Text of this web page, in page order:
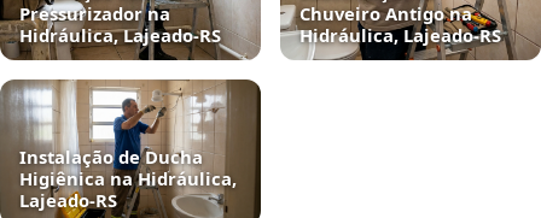
Pressurizador na
Hidráulica, Lajeado‑RS
Chuveiro Antigo na
Hidráulica, Lajeado‑RS
Instalação de Ducha
Higiênica na Hidráulica,
Lajeado‑RS